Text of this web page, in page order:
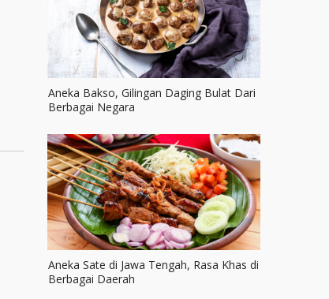
Aneka Bakso, Gilingan Daging Bulat Dari
Berbagai Negara
Aneka Sate di Jawa Tengah, Rasa Khas di
Berbagai Daerah